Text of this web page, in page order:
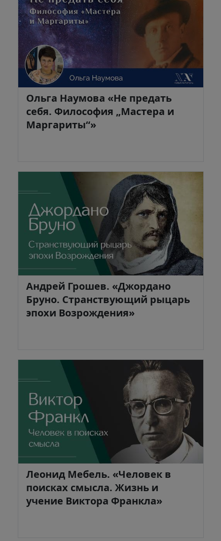
Ольга Наумова «Не предать
себя. Философия „Мастера и
Маргариты“»
Андрей Грошев. «Джордано
Бруно. Странствующий рыцарь
эпохи Возрождения»
Леонид Мебель. «Человек в
поисках смысла. Жизнь и
учение Виктора Франкла»